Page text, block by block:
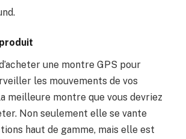
une montre GPS pour
les mouvements de vos
meilleure montre que vous devriez
Non seulement elle se vante
haut de gamme, mais elle est